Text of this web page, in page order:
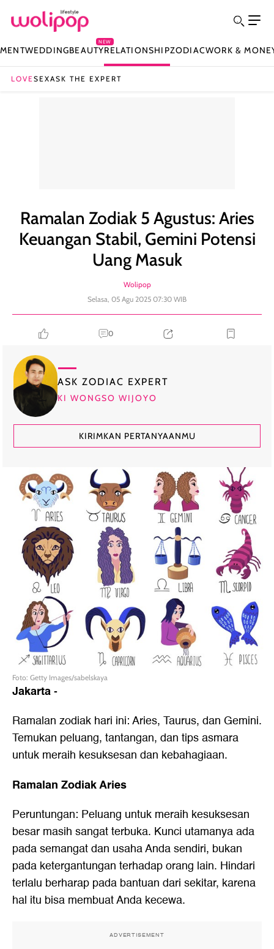
WEDDINGBEAUTY
NEW
RELATIONSHIPZODIACWORK &
LOVESEXASK THE EXPERT
Ramalan Zodiak 5 Agustus: Aries
Keuangan Stabil, Gemini Potensi
Uang Masuk
Wolipop
Selasa, 05 Agu 2025 07:30 WIB
0
ASK ZODIAC EXPERT
KI WONGSO WIJOYO
KIRIMKAN PERTANYAANMU
Foto: Getty Images/sabelskaya
Jakarta-
Ramalan zodiak hari ini: Aries, Taurus, dan Gemini.
Temukan peluang, tantangan, dan tips asmara
untuk meraih kesuksesan dan kebahagiaan.
Ramalan Zodiak Aries
Peruntungan: Peluang untuk meraih kesuksesan
besar masih sangat terbuka. Kunci utamanya ada
pada semangat dan usaha Anda sendiri, bukan
pada ketergantungan terhadap orang lain. Hindari
terlalu berharap pada bantuan dari sekitar, karena
hal itu bisa membuat Anda kecewa.
ADVERTISEMENT